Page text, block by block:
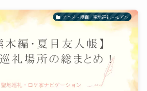
アニメ・漫画：聖地巡礼・モデル